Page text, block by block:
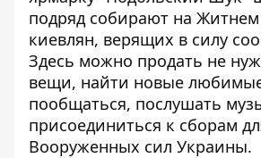
подряд собирают на
киевлян, верящих в силу
Здесь можно продать не
вещи, найти новые
пообщаться, послушать
присоединиться к сборам
Вооруженных сил Украины.